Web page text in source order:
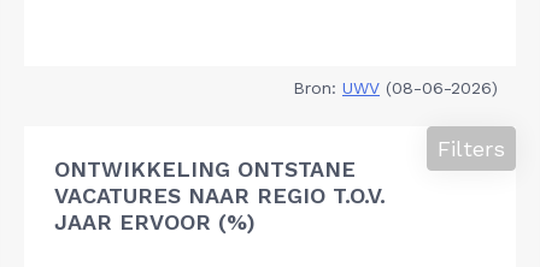
Bron: UWV (08-06-2026)
ONTWIKKELING ONTSTANE
VACATURES NAAR REGIO T.O.V.
JAAR ERVOOR (%)
Filters